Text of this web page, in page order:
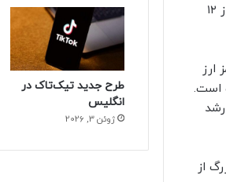
ارز دیجیتال در روز سه‌شنبه، حدود هفت دلار بیشتر است، اما از در قاب زمانی هفتگی، رشد کلی این رمز ارز ۱۲
ارز این رمز ارز
است.
کرده است. رشد
از
طرح جدید تیک‌تاک در
انگلیس
ژوئن 3, 2026